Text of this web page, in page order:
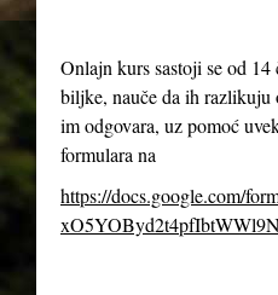
Onlajn kurs sastoji se od
biljke, nauče da ih razlikuju
im odgovara, uz pomoć
formulara na
https://docs.google.com/